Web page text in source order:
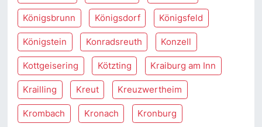
Königsbrunn Königsdorf Königsfeld
Königstein Konradsreuth Konzell
Kottgeisering Kötzting Kraiburg am Inn
Krailling Kreut Kreuzwertheim
Krombach Kronach Kronburg